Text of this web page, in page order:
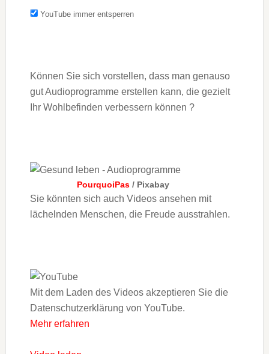
YouTube immer entsperren
Können Sie sich vorstellen, dass man genauso
gut Audioprogramme erstellen kann, die gezielt
Ihr Wohlbefinden verbessern können ?
PourquoiPas/ Pixabay
Sie könnten sich auch Videos ansehen mit
lächelnden Menschen, die Freude ausstrahlen.
Mit dem Laden des Videos akzeptieren Sie die
Datenschutzerklärung von YouTube.
Mehr erfahren